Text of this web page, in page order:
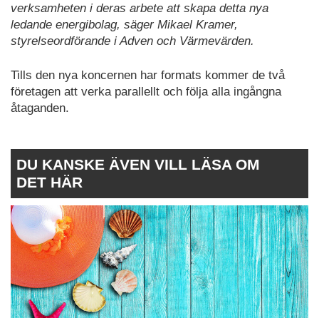
verksamheten i deras arbete att skapa detta nya
ledande energibolag, säger Mikael Kramer,
styrelseordförande i Adven och Värmevärden.
Tills den nya koncernen har formats kommer de två
företagen att verka parallellt och följa alla ingångna
åtaganden.
DU KANSKE ÄVEN VILL LÄSA OM
DET HÄR